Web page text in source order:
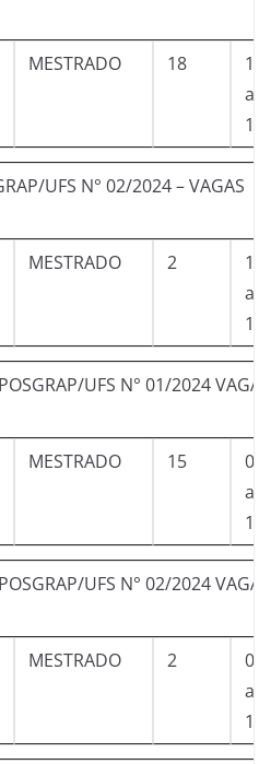
MESTRADO 18
a
UFS N° 02/2024 – VAGAS
MESTRADO 2
a
UFS N° 01/2024
MESTRADO 15
a
UFS N° 02/2024 VAGAS
MESTRADO 2
a